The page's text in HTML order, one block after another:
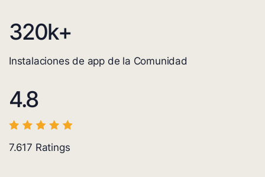
320k+
Instalaciones de app de la Comunidad
4.8
7.617 Ratings